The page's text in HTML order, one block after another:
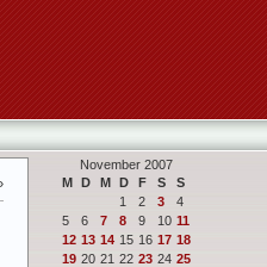
November 2007
M D M D F S
S
1
2 3
4
5
6 7 8 9 10 11
12 13 14 15 16 17 18
19 20 21 22 23 24 25